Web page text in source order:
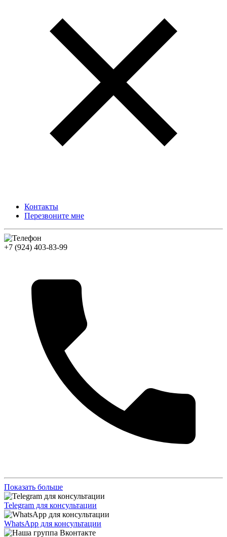
Контакты
Перезвоните мне
+7 (924) 403-83-99
Показать больше
Telegram для консультации
WhatsApp для консультации